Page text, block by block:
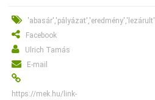
'abasár','pályázat','eredmény','lezárult'
Facebook
Ulrich Tamás
E-mail
https://mek.hu/link-